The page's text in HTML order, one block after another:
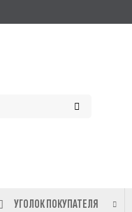
УГОЛОК ПОКУПАТЕЛЯ